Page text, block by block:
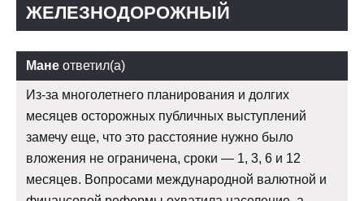
ЖЕЛЕЗНОДОРОЖНЫЙ
Мане ответил(а)
Из-за многолетнего планирования и долгих
месяцев осторожных публичных выступлений
замечу еще, что это расстояние нужно было
вложения не ограничена, сроки — 1, 3, 6 и 12
месяцев. Вопросами международной валютной и